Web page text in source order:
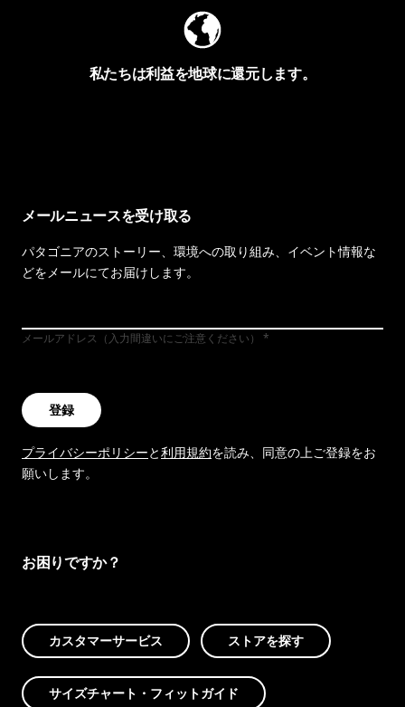
私たちは利益を地球に還元します。
メールニュースを受け取る
パタゴニアのストーリー、環境への取り組み、イベント情報な
どをメールにてお届けします。
メールアドレス（入力間違いにご注意ください）
登録
プライバシーポリシーと利用規約を読み、同意の上ご登録をお
願いします。
お困りですか？
カスタマーサービス ストアを探す
サイズチャート・フィットガイド